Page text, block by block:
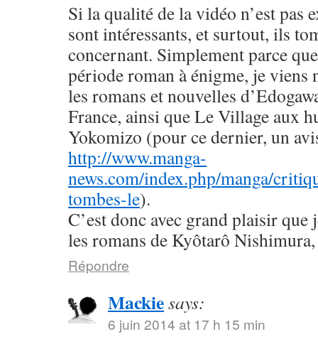
Si la qualité de la vidéo n’est pas
sont intéressants, et surtout, ils
concernant. Simplement parce
période roman à énigme, je viens
les romans et nouvelles
France, ainsi que Le Village aux
Yokomizo (pour ce dernier, un
http://www.manga-
news.com/index.php/manga/
tombes-le).
C’est donc avec grand plaisir que
les romans de Kyôtarô
Répondre
Mackiesays:
6 juin 2014 at 17 h 15 min